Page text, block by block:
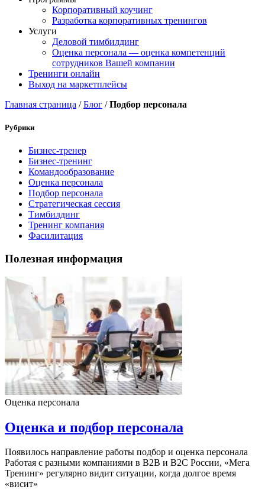
Корпоративный коучинг
Разработка корпоративных тренингов
Услуги
Деловой тимбилдинг
Оценка персонала — оценка компетенций
сотрудников Вашей компании
Тренинги онлайн
Выход на маркетплейсы
Главная страница /Блог /Подбор персонала
Рубрики
Бизнес-тренер
Бизнес-тренинг
Командообразование
Оценка персонала
Подбор персонала
Стратегическая сессия
Тимбилдинг
Тренинг компания
Фасилитация
Полезная информация
Оценка персонала
Оценка и подбор персонала
Появилось направление работы подбор и оценка персонала
Работая с разными компаниями в B2B и B2C России, «Мега
Тренинг» регулярно видит ситуации, когда долгое время
«висит»